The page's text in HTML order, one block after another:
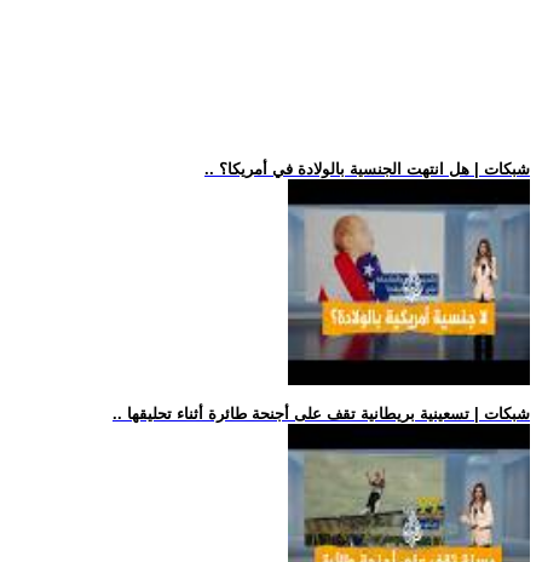
.. شبكات | هل انتهت الجنسية بالولادة في أمريكا؟
.. شبكات | تسعينية بريطانية تقف على أجنحة طائرة أثناء تحليقها